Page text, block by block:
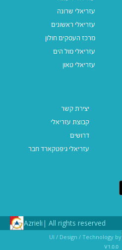
עזריאלי שרונה
עזריאלי ראשונים
מרכז העסקים חולון
עזריאלי מול הים
עזריאלי טאון
יצירת קשר
קבוצת עזריאלי
דרושים
עזריאלי גיפטקארד חבר‎
All rights reserved |
Azrieli
UI / Design / Technology by
v1.0.0